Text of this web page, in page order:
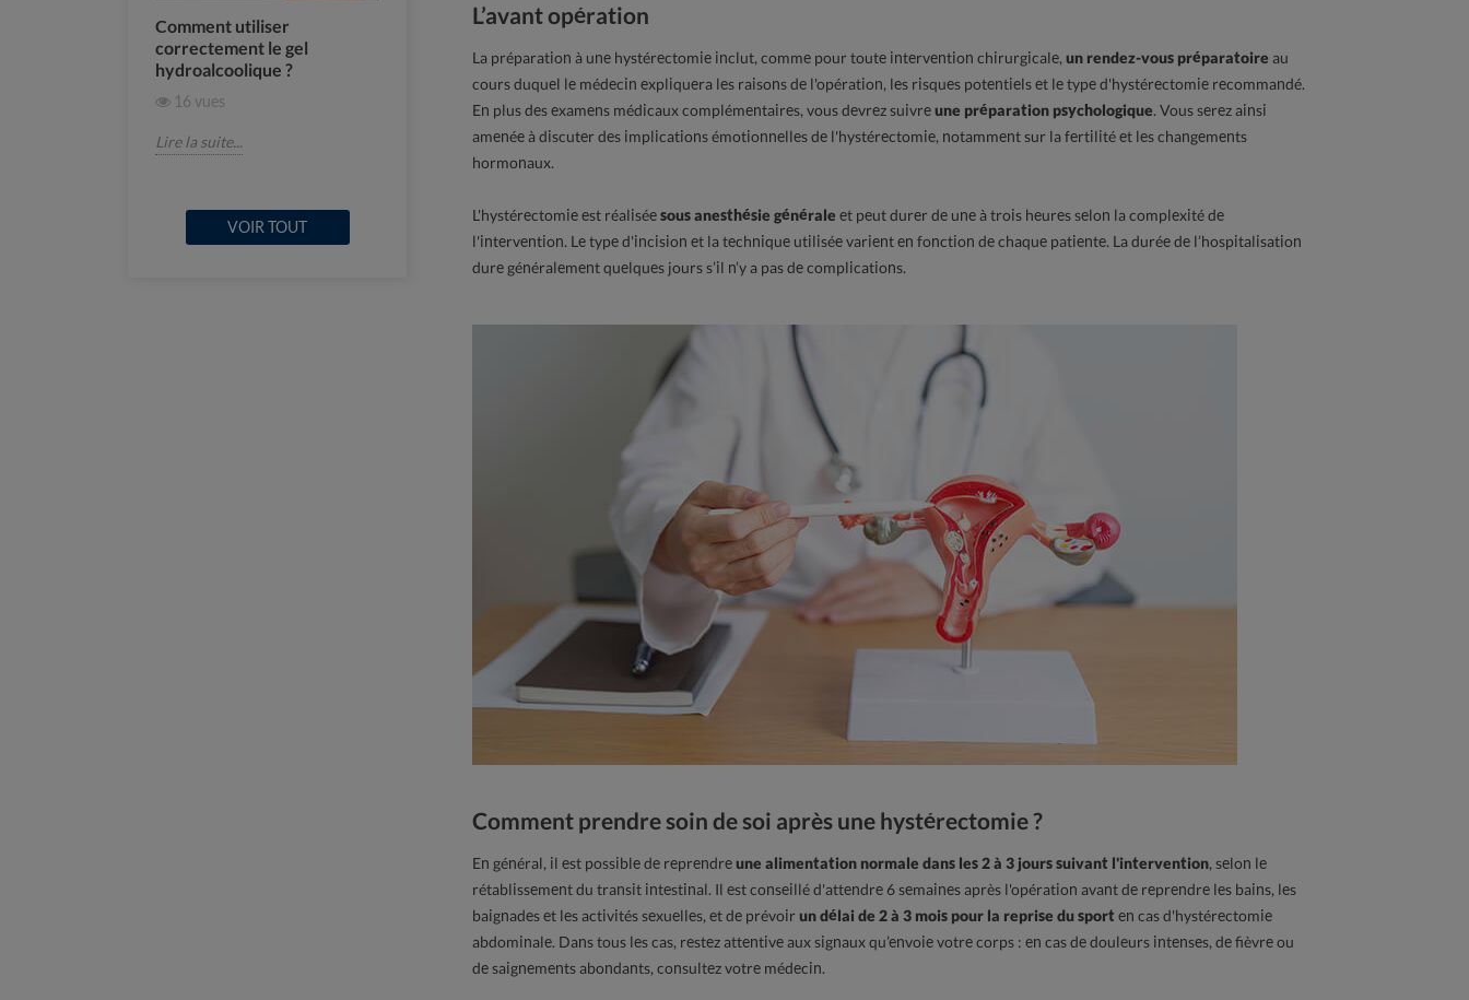
Comment utiliser
correctement le gel
hydroalcoolique ?
16 vues
Lire la suite...
Comment avoir une haleine
fraîche ? Les gestes
essentiels à adopter
vues
Lire la suite...
dentifrice ?
88vues
Lire la suite...
plaque dentaire sont
dangereux pour les animaux
?
vues
d'hygiène intime ?
386vues
Lire la suite...
VOIR TOUT
L’avant opération
La préparation à une hystérectomie inclut, comme pour toute intervention chirurgicale, un rendez-vous préparatoire au
cours duquel le médecin expliquera les raisons de l'opération, les risques potentiels et le type d'hystérectomie recommandé.
En plus des examens médicaux complémentaires, vous devrez suivreune préparation psychologique. Vous serez ainsi
amenée à discuter des implications émotionnelles de l'hystérectomie, notamment sur la fertilité et les changements
hormonaux.
L'hystérectomie est réaliséesous anesthésie générale et peut durer de une à trois heures selon la complexité de
l'intervention. Le type d'incision et la technique utilisée varient en fonction de chaque patiente. La durée de l’hospitalisation
dure généralement quelques jours s’il n’y a pas de complications.
Comment prendre soin de soi après une hystérectomie ?
En général, il est possible de reprendreune alimentation normale dans les 2 à 3 jours suivant l'intervention, selon le
rétablissement du transit intestinal. Il est conseillé d'attendre 6 semaines après l'opération avant de reprendre les bains, les
baignades et les activités sexuelles, et de prévoirun délai de 2 à 3 mois pour la reprise du sport en cas d'hystérectomie
abdominale. Dans tous les cas, restez attentive aux signaux qu’envoie votre corps : en cas de douleurs intenses, de fièvre ou
de saignements abondants, consultez votre médecin.